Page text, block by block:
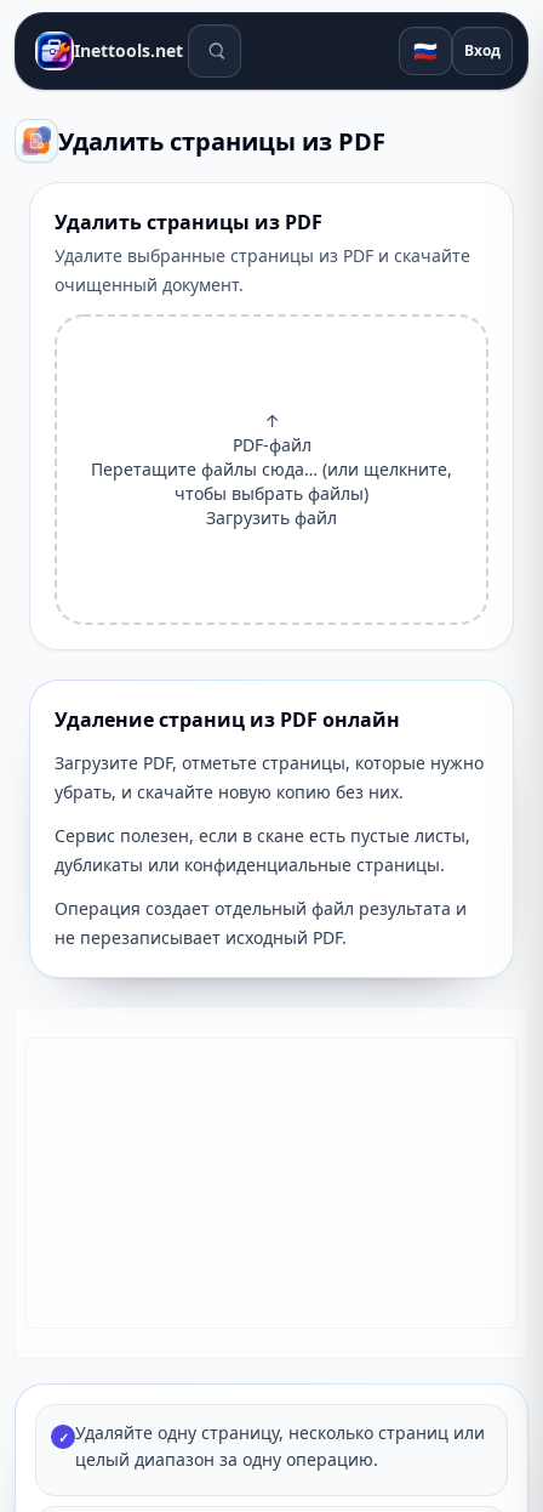
Inettools.net Поиск инструментов 🇷🇺 Вход
Удалить страницы из PDF
Удалить страницы из PDF
Удалите выбранные страницы из PDF и скачайте
очищенный документ.
↑
PDF-файл
Перетащите файлы сюда… (или щелкните,
чтобы выбрать файлы)
Загрузить файл
Удаление страниц из PDF онлайн
Загрузите PDF, отметьте страницы, которые нужно
убрать, и скачайте новую копию без них.
Сервис полезен, если в скане есть пустые листы,
дубликаты или конфиденциальные страницы.
Операция создает отдельный файл результата и
не перезаписывает исходный PDF.
✓ Удаляйте одну страницу, несколько страниц или
целый диапазон за одну операцию.